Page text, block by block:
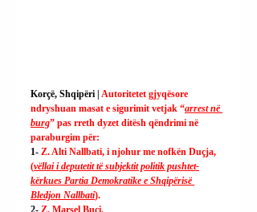
Korçë, Shqipëri | Autoritetet gjyqësore
ndryshuan masat e sigurimit vetjak “arrest në
burg” pas rreth dyzet ditësh qëndrimi në
paraburgim për:
1- Z. Alti Nallbati, i njohur me nofkën Duçja,
(vëllai i deputetit të subjektit politik pushtet-
kërkues Partia Demokratike e Shqipërisë
Bledjon Nallbati).
2- Z. Marsel Buçi.